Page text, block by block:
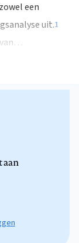
een
uit.1
aan